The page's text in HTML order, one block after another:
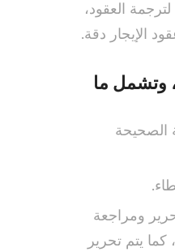
العقود،
الإيجار دقة.
وتشمل ما
الصحيحة
ومراجعة
يتم تحرير